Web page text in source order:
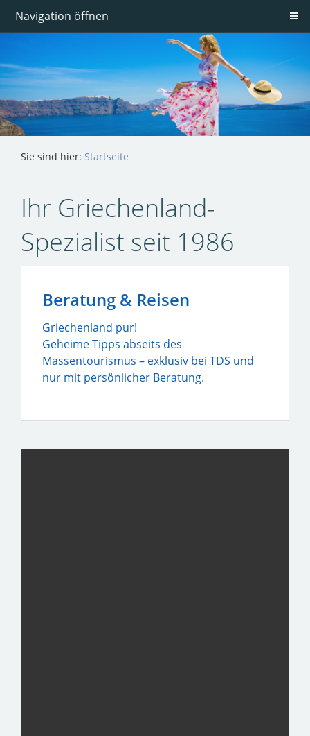
Navigation öffnen
Sie sind hier: Startseite
Ihr Griechenland-
Spezialist seit 1986
Beratung & Reisen
Griechenland pur!
Geheime Tipps abseits des
Massentourismus – exklusiv bei TDS und
nur mit persönlicher Beratung.